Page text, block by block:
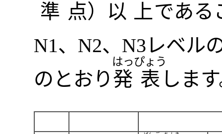
準 点） 以 上 である
N1、N2、N3レベル
のとおり 発
はっ
表
ぴょう
しま